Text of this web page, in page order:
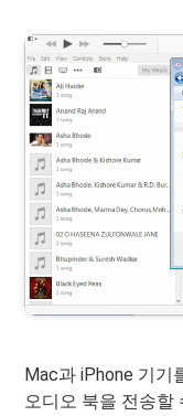
Mac과 iPhone 기기
오디오 북을 전송할